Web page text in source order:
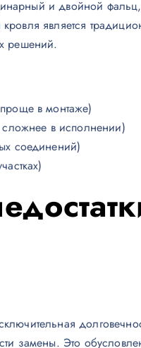
и двойной
является
решений.
в монтаже)
сложнее в исполнении)
соединений)
замены. Это